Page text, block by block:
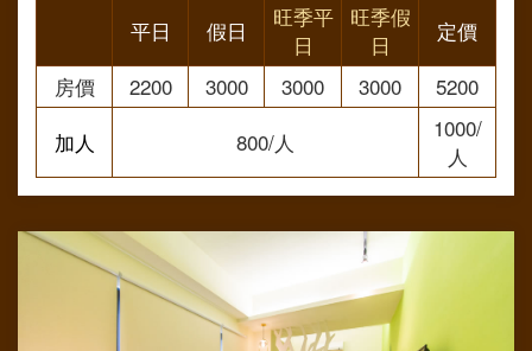
平日
假日
旺季平
日
旺季假
日
定價
房價
2200 3000 3000 3000
5200
加人
800/人
1000/
人